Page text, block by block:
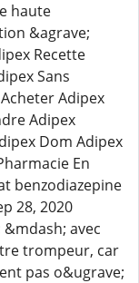
haute
&agrave;
Recette
Sans
Adipex
Adipex
Dom Adipex
En
benzodiazepine
28, 2020
avec
trompeur, car
pas o&ugrave;